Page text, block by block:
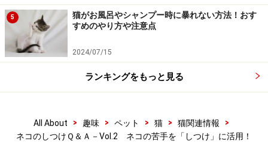
5
猫がお風呂やシャンプー時に暴れない方法！おす
すめのやり方や注意点
2024/07/15
ランキングをもっと見る
All About > 趣味 > ペット > 猫 > 猫関連情報
>
ネコのしつけＱ＆Ａ－Vol.2 ネコの苦手を「しつけ」に活用！